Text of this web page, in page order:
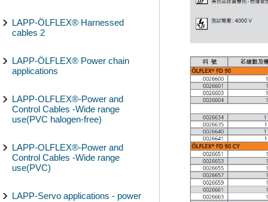
LAPP-ÖLFLEX® Harnessed
cables 2
LAPP-ÖLFLEX® Power chain
applications
LAPP-OLFLEX®-Power and
Control Cables -Wide range
use(PVC halogen-free)
LAPP-OLFLEX®-Power and
Control Cables -Wide range
use(PVC)
LAPP-Servo applications - power